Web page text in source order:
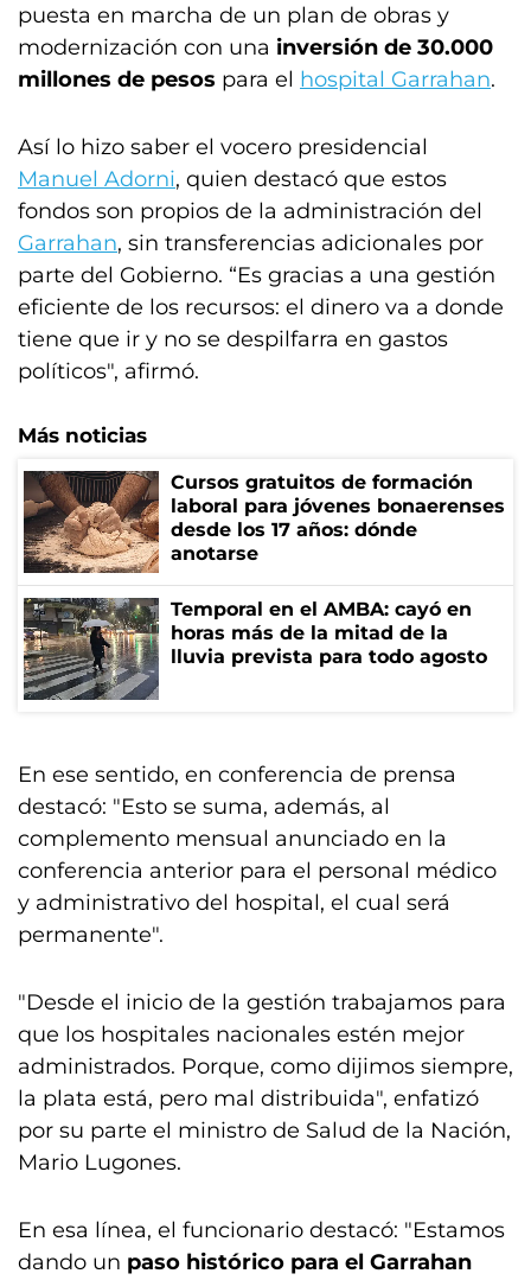
puesta en marcha de un plan de obras y
modernización con una inversión de 30.000
millones de pesos para el hospital Garrahan.
Así lo hizo saber el vocero presidencial
Manuel Adorni, quien destacó que estos
fondos son propios de la administración del
Garrahan, sin transferencias adicionales por
parte del Gobierno. “Es gracias a una gestión
eficiente de los recursos: el dinero va a donde
tiene que ir y no se despilfarra en gastos
políticos", afirmó.
Más noticias
Cursos gratuitos de formación
laboral para jóvenes bonaerenses
desde los 17 años: dónde
anotarse
Temporal en el AMBA: cayó en
horas más de la mitad de la
lluvia prevista para todo agosto
En ese sentido, en conferencia de prensa
destacó: "Esto se suma, además, al
complemento mensual anunciado en la
conferencia anterior para el personal médico
y administrativo del hospital, el cual será
permanente".
"Desde el inicio de la gestión trabajamos para
que los hospitales nacionales estén mejor
administrados. Porque, como dijimos siempre,
la plata está, pero mal distribuida", enfatizó
por su parte el ministro de Salud de la Nación,
Mario Lugones.
En esa línea, el funcionario destacó: "Estamos
dando un paso histórico para el Garrahan